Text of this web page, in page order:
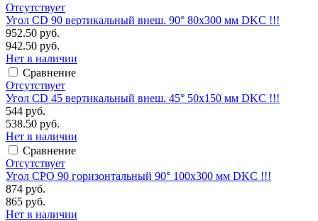
Отсутствует
Угол CD 90 вертикальный внеш. 90° 80х300 мм DKC !!!
952.50 руб.
942.50 руб.
Нет в наличии
Сравнение
Отсутствует
Угол CD 45 вертикальный внеш. 45° 50х150 мм DKC !!!
544 руб.
538.50 руб.
Нет в наличии
Сравнение
Отсутствует
Угол CPO 90 горизонтальный 90° 100х300 мм DKC !!!
874 руб.
865 руб.
Нет в наличии